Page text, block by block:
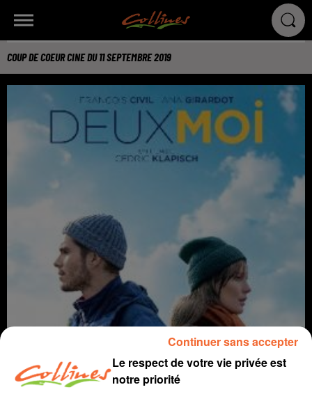
COUP DE COEUR CINE DU 11 SEPTEMBRE 2019
Le respect de votre vie privée est
notre priorité
Continuer sans accepter